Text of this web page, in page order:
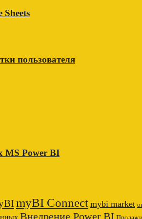
пользователя
MS Power BI
myBI Connect mybi market
Внедрение Power BI